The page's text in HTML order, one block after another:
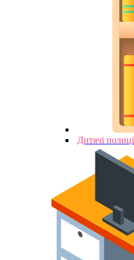
Дитячі полиці